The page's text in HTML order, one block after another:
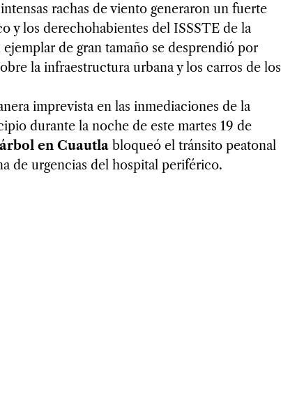
rachas de viento generaron un fuerte
y los derechohabientes del ISSSTE de la
de gran tamaño se desprendió por
la infraestructura urbana y los carros de los
imprevista en las inmediaciones de la
durante la noche de este martes 19 de
árbol en Cuautla bloqueó el tránsito peatonal
de urgencias del hospital periférico.